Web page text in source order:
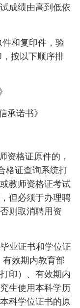
成绩由高到低依
和复印件，验
按以下顺序排
承诺书》
资格证原件的，
格证查询系统打
教师资格证考试
但必须于办理聘
则取消聘用资
业证书和学位证
效期内教育部
印）、有效期内
生使用本科学历
科学位证书的原